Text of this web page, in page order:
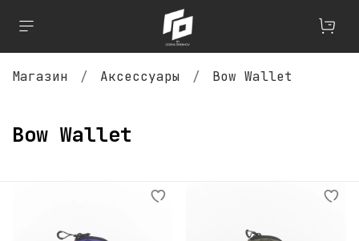
Магазин Аксессуары Bow Wallet
Bow Wallet